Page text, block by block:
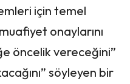
için temel
onaylarını
öncelik vereceğini”
söyleyen bir